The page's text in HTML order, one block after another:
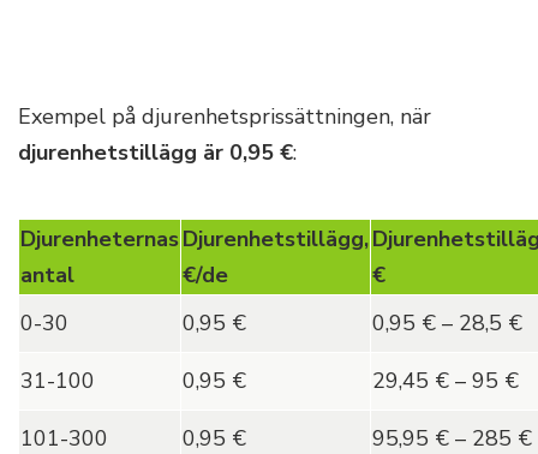
Exempel på djurenhetsprissättningen, när
djurenhetstillägg är 0,95 €:
Djurenheternas
antal
Djurenhetstillägg,
€/de
€
0-30
0,95 €
0,95 € – 28,5 €
31-100
0,95 €
29,45 € – 95 €
101-300
0,95 €
95,95 € – 285 €